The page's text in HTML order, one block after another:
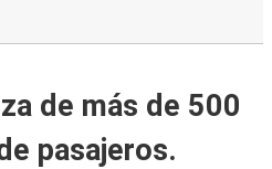
de más de 500
pasajeros.